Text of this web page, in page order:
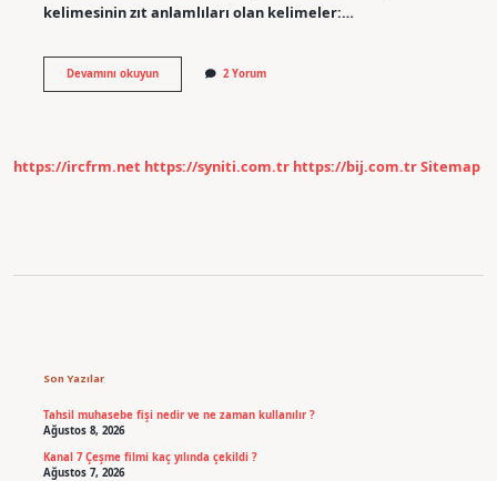
kelimesinin zıt anlamlıları olan kelimeler:…
Devamını okuyunCılız
Eş
2 Yorum
https://ircfrm.net https://syniti.com.tr https://bij.com.trSitemap
Son Yazılar
Tahsil muhasebe fişi nedir ve ne zaman kullanılır ?
Ağustos 8, 2026
Kanal 7 Çeşme filmi kaç yılında çekildi ?
Ağustos 7, 2026